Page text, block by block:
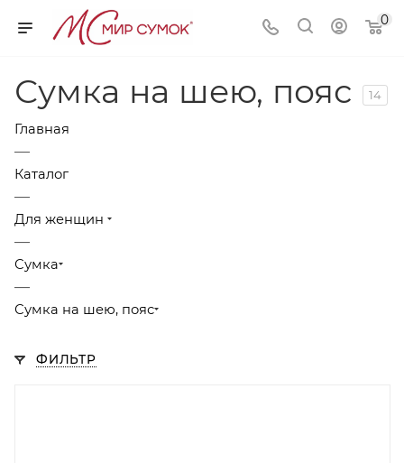
0
Сумка на шею, пояс 14
Главная
—
Каталог
—
Для женщин
—
Сумка
—
Сумка на шею, пояс
ФИЛЬТР